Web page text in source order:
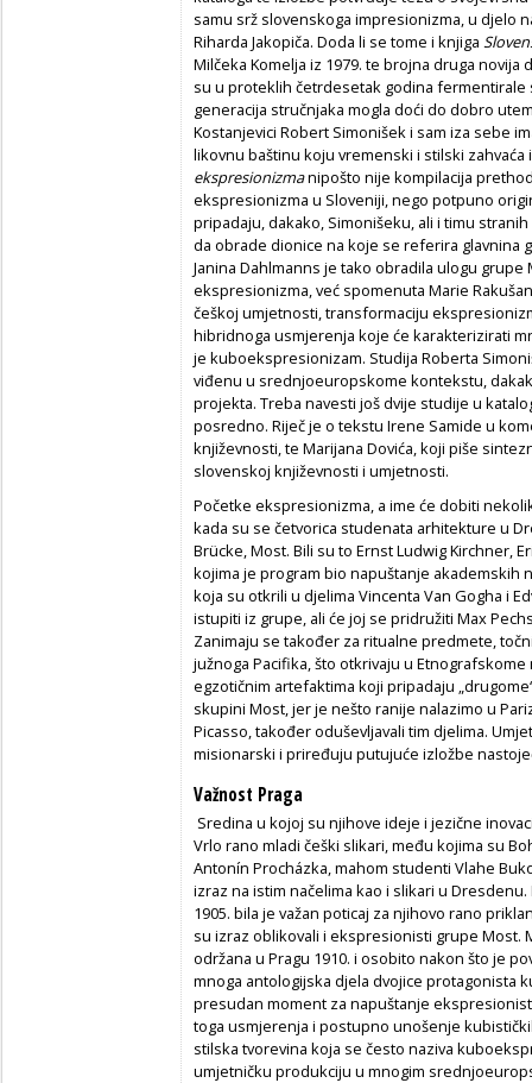
samu srž slovenskoga impresionizma, u djelo
Riharda Jakopiča. Doda li se tome i knjiga
Milčeka Komelja iz 1979. te brojna druga
su u proteklih četrdesetak godina fermentirale
generacija stručnjaka mogla doći do dobro
Kostanjevici Robert Simonišek i sam iza sebe
likovnu baštinu koju vremenski i stilski
ekspresionizmanipošto nije kompilacija
ekspresionizma u Sloveniji, nego potpuno
pripadaju, dakako, Simonišeku, ali i timu
da obrade dionice na koje se referira glavnina
Janina Dahlmanns je tako obradila ulogu grupe
ekspresionizma, već spomenuta Marie
češkoj umjetnosti, transformaciju
hibridnoga usmjerenja koje će karakterizirati
je kuboekspresionizam. Studija Roberta
viđenu u srednjoeuropskome kontekstu,
projekta. Treba navesti još dvije studije u
posredno. Riječ je o tekstu Irene Samide u
književnosti, te Marijana Dovića, koji piše
slovenskoj književnosti i umjetnosti.
Početke ekspresionizma, a ime će dobiti
kada su se četvorica studenata arhitekture u
Brücke, Most. Bili su to Ernst Ludwig Kirchner,
kojima je program bio napuštanje akademskih
koja su otkrili u djelima Vincenta Van Gogha i
istupiti iz grupe, ali će joj se pridružiti Max
Zanimaju se također za ritualne predmete,
južnoga Pacifika, što otkrivaju u
egzotičnim artefaktima koji pripadaju
skupini Most, jer je nešto ranije nalazimo u
Picasso, također oduševljavali tim djelima.
misionarski i priređuju putujuće izložbe
Važnost Praga
Sredina u kojoj su njihove ideje i jezične
Vrlo rano mladi češki slikari, među kojima su
Antonín Procházka, mahom studenti Vlahe
izraz na istim načelima kao i slikari u
1905. bila je važan poticaj za njihovo rano
su izraz oblikovali i ekspresionisti grupe Most.
održana u Pragu 1910. i osobito nakon što je
mnoga antologijska djela dvojice protagonista
presudan moment za napuštanje
toga usmjerenja i postupno unošenje
stilska tvorevina koja se često naziva
umjetničku produkciju u mnogim